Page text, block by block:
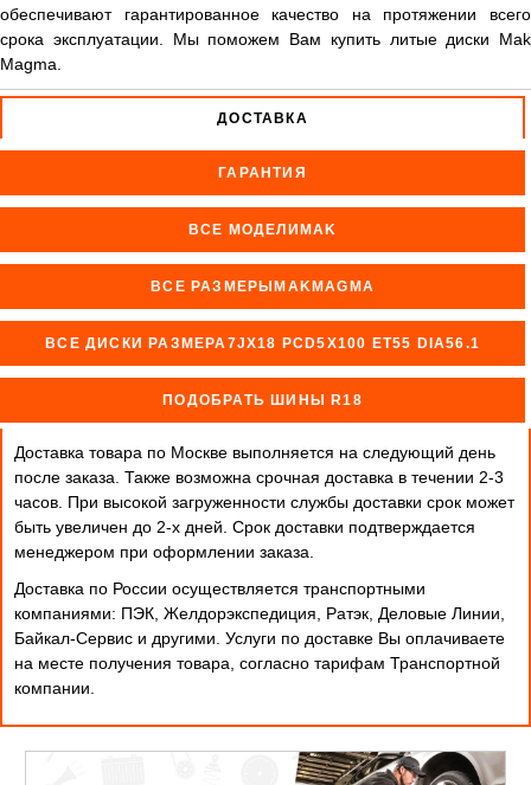
обеспечивают гарантированное качество на протяжении всего
срока эксплуатации. Мы поможем Вам купить литые диски Mak
Magma.
ДОСТАВКА
ГАРАНТИЯ
ВСЕ МОДЕЛИMAK
ВСЕ РАЗМЕРЫMAKMAGMA
ВСЕ ДИСКИ РАЗМЕРА7JX18 PCD5X100 ET55 DIA56.1
ПОДОБРАТЬ ШИНЫ R18
Доставка товара по Москве выполняется на следующий день
после заказа. Также возможна срочная доставка в течении 2-3
часов. При высокой загруженности службы доставки срок может
быть увеличен до 2-х дней. Cрок доставки подтверждается
менеджером при оформлении заказа.
Доставка по России осуществляется транспортными
компаниями: ПЭК, Желдорэкспедиция, Ратэк, Деловые Линии,
Байкал-Сервис и другими. Услуги по доставке Вы оплачиваете
на месте получения товара, согласно тарифам Транспортной
компании.